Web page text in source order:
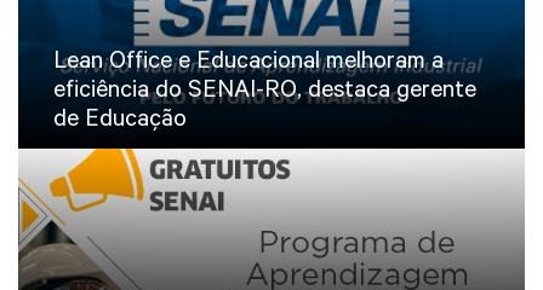
Lean Office e Educacional melhoram a
eficiência do SENAI-RO, destaca gerente
de Educação